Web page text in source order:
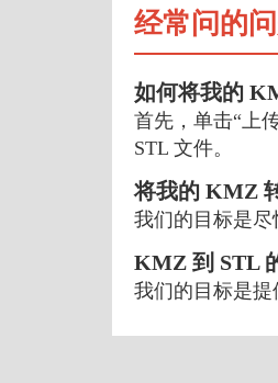
经常问的
如何将我的
首先，单击“上
STL 文件。
将我的 KMZ
我们的目标是尽
KMZ 到 STL
我们的目标是提